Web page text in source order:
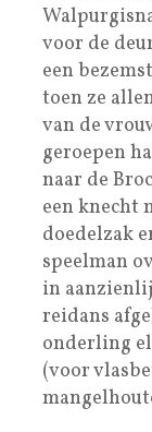
voor de
een
toen ze
van de
geroepen
naar de
een knecht
doedelzak
speelman
in
reidans
onderling
(voor